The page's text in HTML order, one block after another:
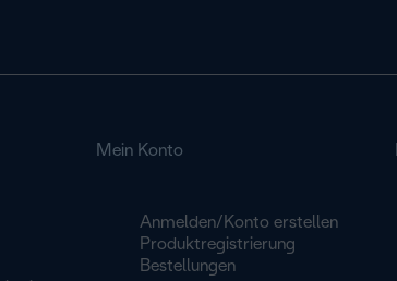
Mein Konto
Anmelden/Konto erstellen
Produktregistrierung
Bestellungen